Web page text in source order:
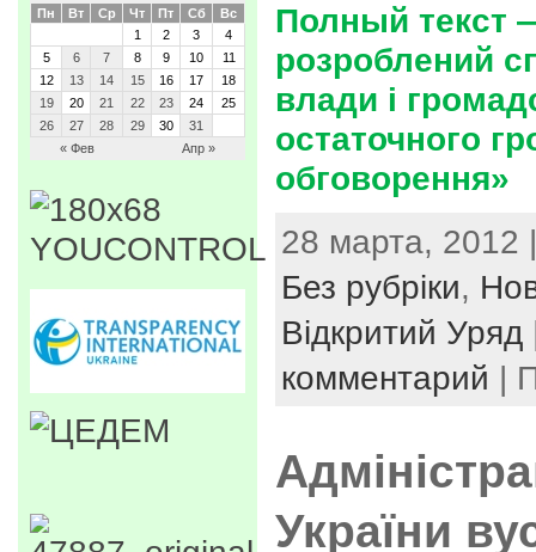
Пн
Вт Ср Чт Пт Сб Вс
« Фев Апр »
1 2 3
4
5
6 7 8 9 10
11
12
13 14 15 16 17
18
19
20 21 22 23 24
25
26
27 28 29 30 31
Полный текст
розроблений
влади і
остаточного
обговорення»
28 марта, 2012
Без рубріки,
Відкритий Уряд
комментарий |
України